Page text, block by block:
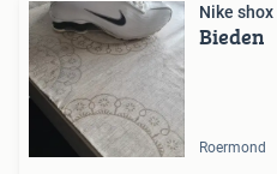
Nike shox
Bieden
Roermond